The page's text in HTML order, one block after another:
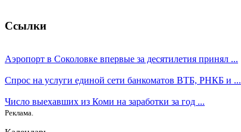
Ссылки
Аэропорт в Соколовке впервые за десятилетия принял ...
Спрос на услуги единой сети банкоматов ВТБ, РНКБ и ...
Число выехавших из Коми на заработки за год ...
Реклама.